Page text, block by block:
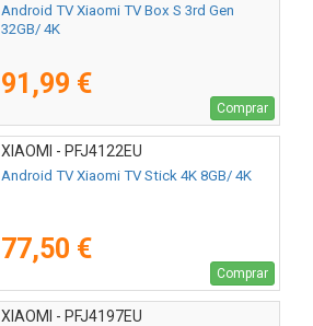
Android TV Xiaomi TV Box S 3rd Gen
32GB/ 4K
91,99 €
Comprar
XIAOMI - PFJ4122EU
Android TV Xiaomi TV Stick 4K 8GB/ 4K
77,50 €
Comprar
XIAOMI - PFJ4197EU